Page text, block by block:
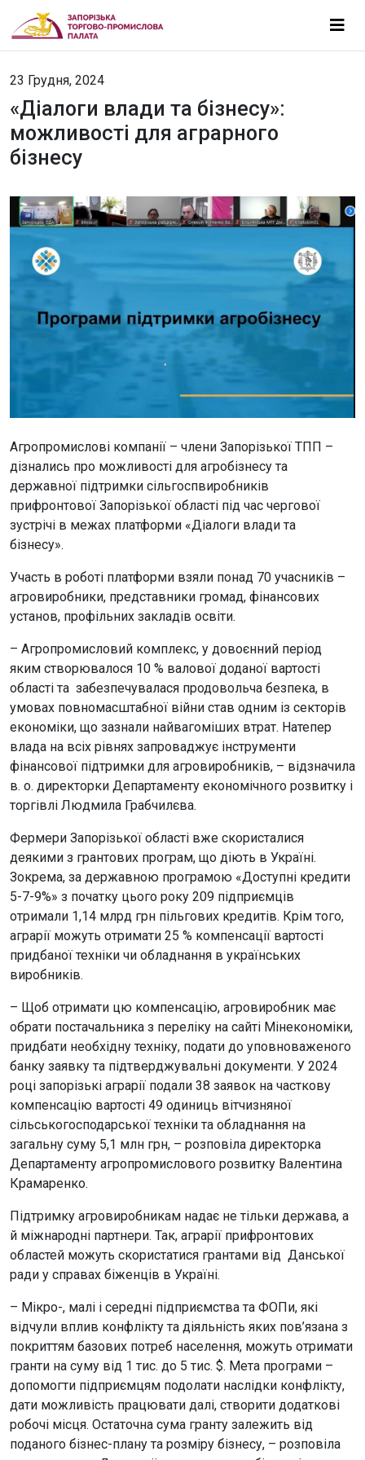
23 Грудня, 2024
«Діалоги влади та бізнесу»:
можливості для аграрного
бізнесу
Агропромислові компанії – члени Запорізької ТПП –
дізнались про можливості для агробізнесу та
державної підтримки сільгоспвиробників
прифронтової Запорізької області під час чергової
зустрічі в межах платформи «Діалоги влади та
бізнесу».
Участь в роботі платформи взяли понад 70 учасників –
агровиробники, представники громад, фінансових
установ, профільних закладів освіти.
– Агропромисловий комплекс, у довоєнний період
яким створювалося 10 % валової доданої вартості
області та забезпечувалася продовольча безпека, в
умовах повномасштабної війни став одним із секторів
економіки, що зазнали найвагоміших втрат. Натепер
влада на всіх рівнях запроваджує інструменти
фінансової підтримки для агровиробників, – відзначила
в. о. директорки Департаменту економічного розвитку і
торгівлі Людмила Грабчилєва.
Фермери Запорізької області вже скористалися
деякими з грантових програм, що діють в Україні.
Зокрема, за державною програмою «Доступні кредити
5-7-9%» з початку цього року 209 підприємців
отримали 1,14 млрд грн пільгових кредитів. Крім того,
аграрії можуть отримати 25 % компенсації вартості
придбаної техніки чи обладнання в українських
виробників.
– Щоб отримати цю компенсацію, агровиробник має
обрати постачальника з переліку на сайті Мінекономіки,
придбати необхідну техніку, подати до уповноваженого
банку заявку та підтверджувальні документи. У 2024
році запорізькі аграрії подали 38 заявок на часткову
компенсацію вартості 49 одиниць вітчизняної
сільськогосподарської техніки та обладнання на
загальну суму 5,1 млн грн, – розповіла директорка
Департаменту агропромислового розвитку Валентина
Крамаренко.
Підтримку агровиробникам надає не тільки держава, а
й міжнародні партнери. Так, аграрії прифронтових
областей можуть скористатися грантами від Данської
ради у справах біженців в Україні.
– Мікро-, малі і середні підприємства та ФОПи, які
відчули вплив конфлікту та діяльність яких пов’язана з
покриттям базових потреб населення, можуть отримати
гранти на суму від 1 тис. до 5 тис. $. Мета програми –
допомогти підприємцям подолати наслідки конфлікту,
дати можливість працювати далі, ​створити додаткові
робочі місця. Остаточна сума гранту залежить від
поданого бізнес-плану та розміру бізнесу, – розповіла